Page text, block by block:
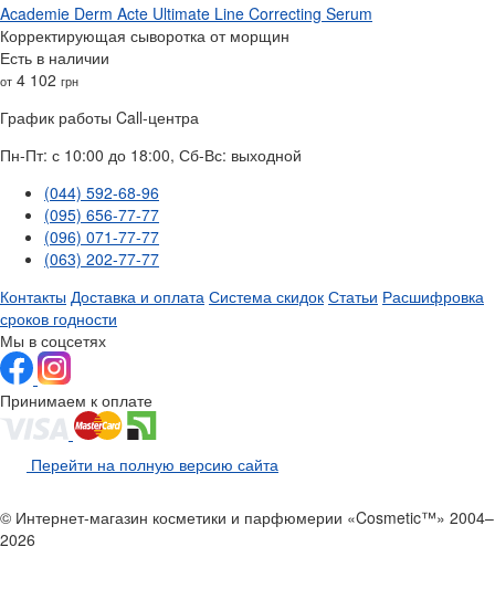
Academie Derm Acte Ultimate Line Correcting Serum
Корректирующая сыворотка от морщин
Есть в наличии
от 4 102 грн
График работы Call-центра
Пн-Пт: с 10:00 до 18:00, Сб-Вс: выходной
(044) 592-68-96
(095) 656-77-77
(096) 071-77-77
(063) 202-77-77
Контакты Доставка и оплата Система скидок Статьи Расшифровка
сроков годности
Мы в соцсетях
Принимаем к оплате
Перейти на полную версию сайта
© Интернет-магазин косметики и парфюмерии «Cosmetic™» 2004–
2026